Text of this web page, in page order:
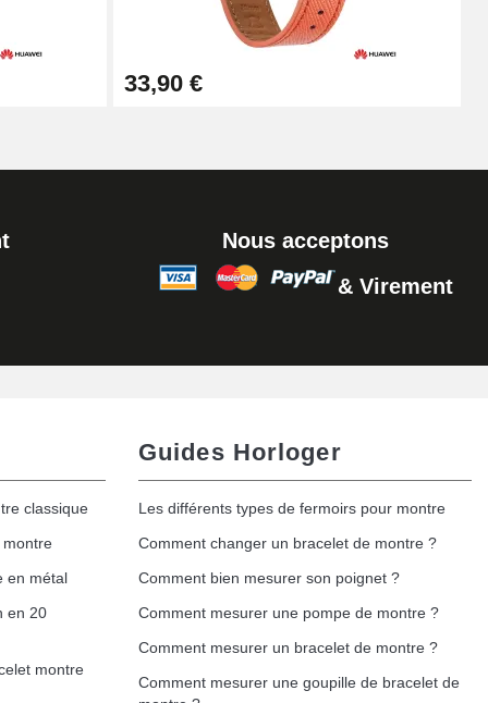
Ajouter au panier
Ajouter au panier
33,90 €
Nous acceptons
& Virement
classique
en métal
en 20
montre
Guides Horloger
Les différents types de fermoirs pour montre
Comment changer un bracelet de montre ?
Comment bien mesurer son poignet ?
Comment mesurer une pompe de montre ?
Comment mesurer un bracelet de montre ?
Comment mesurer une goupille de bracelet de